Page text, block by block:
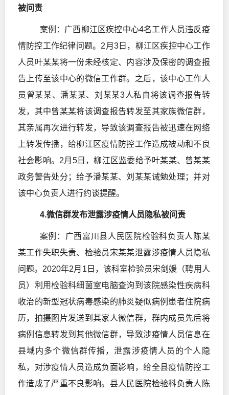
被问责
案例：广西柳江区疾控中心4名工作人员违反疫
情防控工作纪律问题。2月3日，柳江区疾控中心工作
人员叶某某将一份未经核定、内容涉及保密的调查报
告上传至该中心的微信工作群。之后，该中心工作人
员曾某某、潘某某、刘某某3人私自将该调查报告转
发，其中曾某某将该调查报告转发至其家族微信群，
其亲属再次进行转发，导致该调查报告被迅速在网络
上转发传播，给柳江区疫情防控工作造成被动和不良
社会影响。2月5日，柳江区监委给予叶某某、曾某某
政务警告处分；给予潘某某、刘某某诫勉处理；并对
该中心负责人进行约谈提醒。
4.微信群发布泄露涉疫情人员隐私被问责
案例：广西富川县人民医院检验科负责人陈某
某工作失职失责、检验员宋某某泄露涉疫情人员隐私
问题。2020年2月1日，该科室检验员宋剑媛（聘用人
员）利用检验科细菌室电脑查询到该院感染性疾病科
收治的新型冠状病毒感染的肺炎疑似病例患者住院病
历，拍摄图片发送到其家人微信群，群内成员先后将
病例信息转发到其他微信群，导致涉疫情人员信息在
县域内多个微信群传播，泄露涉疫情人员的个人隐
私，对涉疫情人员造成负面影响，给全县疫情防控工
作造成了严重不良影响。县人民医院检验科负责人陈